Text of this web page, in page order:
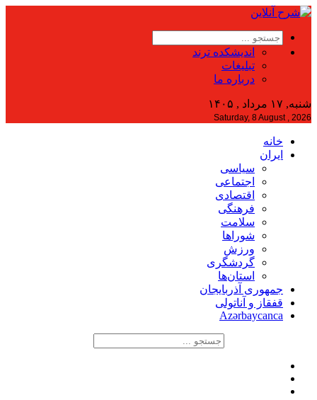
اندیشکده ترند
تبلیغات
درباره ما
شنبه, ۱۷ مرداد , ۱۴۰۵
Saturday, 8 August , 2026
خانه
ایران
سیاسی
اجتماعی
اقتصادی
فرهنگی
سلامت
شوراها
ورزش
گردشگری
استان‌ها
جمهوری آذربایجان
قفقاز و آناتولی
Azərbaycanca